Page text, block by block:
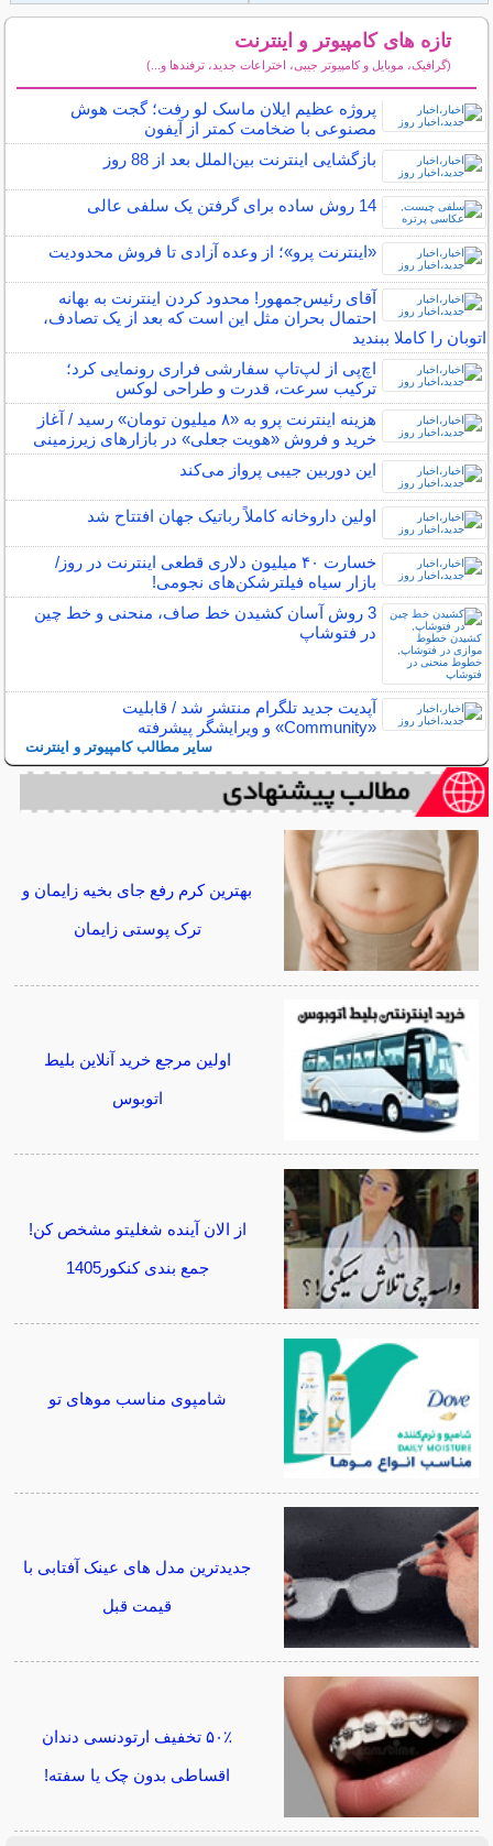
تازه های کامپیوتر و اینترنت
(گرافیک، موبایل و کامپیوتر جیبی، اختراعات جدید، ترفندها و...)
پروژه عظیم ایلان ماسک لو رفت؛ گجت هوش
مصنوعی با ضخامت کمتر از آیفون
بازگشایی اینترنت بین‌الملل بعد از 88 روز
14 روش ساده برای گرفتن یک سلفی عالی
«اینترنت پرو»؛ از وعده آزادی تا فروش محدودیت
آقای رئیس‌جمهور! محدود کردن اینترنت به بهانه
احتمال بحران مثل این است که بعد از یک تصادف،
اتوبان را کاملا ببندید
اچ‌پی از لپ‌تاپ سفارشی فراری رونمایی کرد؛
ترکیب سرعت، قدرت و طراحی لوکس
هزینه اینترنت پرو به «۸ میلیون تومان» رسید / آغاز
خرید و فروش «هویت جعلی» در بازارهای زیرزمینی
این دوربین جیبی پرواز می‌کند
اولین داروخانه کاملاً رباتیک جهان افتتاح شد
خسارت ۴۰ میلیون دلاری قطعی اینترنت در روز/
بازار سیاه فیلترشکن‌های نجومی!
3 روش آسان کشیدن خط صاف، منحنی و خط چین
در فتوشاپ
آپدیت جدید تلگرام منتشر شد / قابلیت
«Community» و ویرایشگر پیشرفته
سایر مطالب کامپیوتر و اینترنت
بهترین کرم رفع جای بخیه زایمان و
ترک پوستی زایمان
اولین مرجع خرید آنلاین بلیط
اتوبوس
از الان آینده شغلیتو مشخص کن!
جمع بندی کنکور1405
شامپوی مناسب موهای تو
جدیدترین مدل های عینک آفتابی با
قیمت قبل
۵۰٪ تخفیف ارتودنسی دندان
اقساطی بدون چک یا سفته!